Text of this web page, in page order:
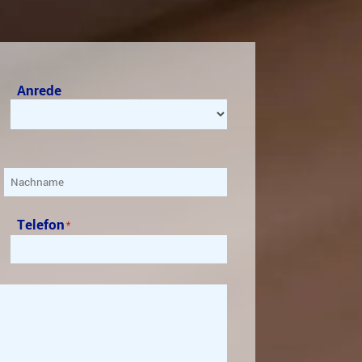
Anrede
Telefon*